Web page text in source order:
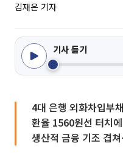
김재은 기자
기사 듣기
4대 은행 외화차입부
환율 1560원선 터치
생산적 금융 기조 겹